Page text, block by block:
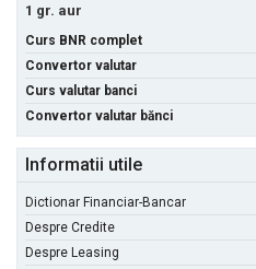
1 gr. aur
Curs BNR complet
Convertor valutar
Curs valutar banci
Convertor valutar bănci
Informatii utile
Dictionar Financiar-Bancar
Despre Credite
Despre Leasing